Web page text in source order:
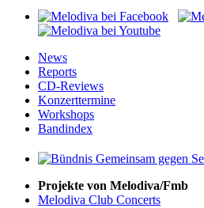
News
Reports
CD-Reviews
Konzerttermine
Workshops
Bandindex
Projekte von Melodiva/Fmb
Melodiva Club Concerts